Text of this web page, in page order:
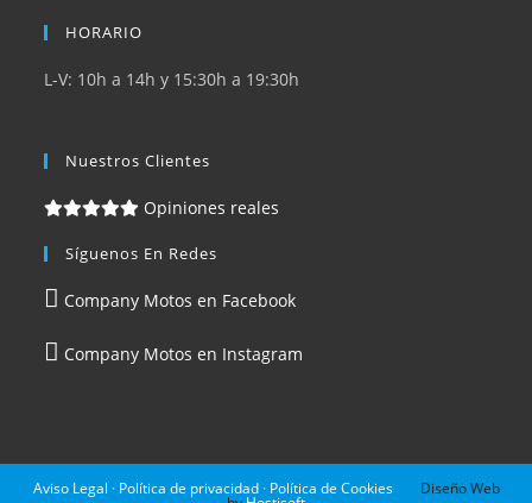
HORARIO
L-V: 10h a 14h y 15:30h a 19:30h
Nuestros Clientes
Opiniones reales
Síguenos En Redes
Company Motos en Facebook
Company Motos en Instagram
Aviso Legal · Política de privacidad · Política de Cookies Diseño Web